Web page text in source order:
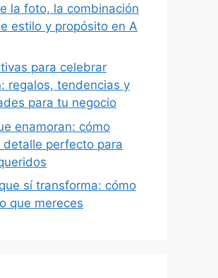
la foto, la combinación
estilo y propósito en A
para celebrar
regalos, tendencias y
para tu negocio
enamoran: cómo
detalle perfecto para
sí transforma: cómo
que mereces